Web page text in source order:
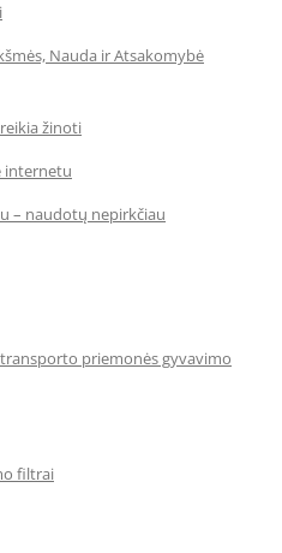
Nauda ir Atsakomybė
žinoti
internetu
– naudotų nepirkčiau
priemonės gyvavimo
filtrai